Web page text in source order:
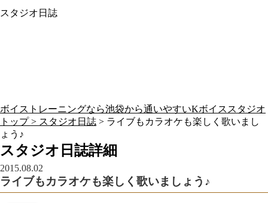
スタジオ日誌
ボイストレーニングなら池袋から通いやすいKボイススタジオ
トップ > スタジオ日誌 > ライブもカラオケも楽しく歌いまし
ょう♪
スタジオ日誌詳細
2015.08.02
ライブもカラオケも楽しく歌いましょう♪